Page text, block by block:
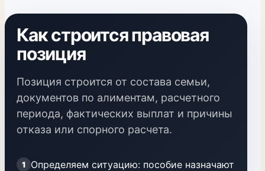
Как строится правовая
позиция
Позиция строится от состава семьи,
документов по алиментам, расчетного
периода, фактических выплат и причины
отказа или спорного расчета.
1
Определяем ситуацию: пособие назначают